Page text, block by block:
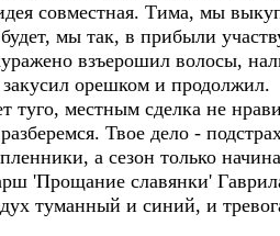
совместная. Тима, мы
мы так, в прибыли
взъерошил волосы,
орешком и продолжил.
туго, местным сделка не
разберемся. Твое дело -
а сезон только
'Прощание славянки'
туманный и синий, и